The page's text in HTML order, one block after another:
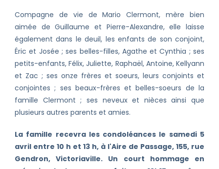
Compagne de vie de Mario Clermont, mère bien
aimée de Guillaume et Pierre-Alexandre, elle laisse
également dans le deuil, les enfants de son conjoint,
Éric et Josée ; ses belles-filles, Agathe et Cynthia ; ses
petits-enfants, Félix, Juliette, Raphaël, Antoine, Kellyann
et Zac ; ses onze frères et soeurs, leurs conjoints et
conjointes ; ses beaux-frères et belles-soeurs de la
famille Clermont ; ses neveux et nièces ainsi que
plusieurs autres parents et amies.
La famille recevra les condoléances le samedi 5
avril entre 10 h et 13 h, à l'Aire de Passage, 155, rue
Gendron, Victoriaville. Un court hommage en